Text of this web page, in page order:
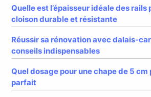
Quelle est l’épaisseur idéale des rails
cloison durable et résistante
Réussir sa rénovation avec dalais-
conseils indispensables
Quel dosage pour une chape de 5 cm
parfait